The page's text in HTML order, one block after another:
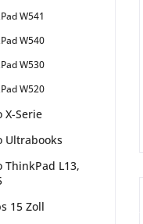
W541
W540
W530
W520
X-Serie
Ultrabooks
ThinkPad L13,
15 Zoll